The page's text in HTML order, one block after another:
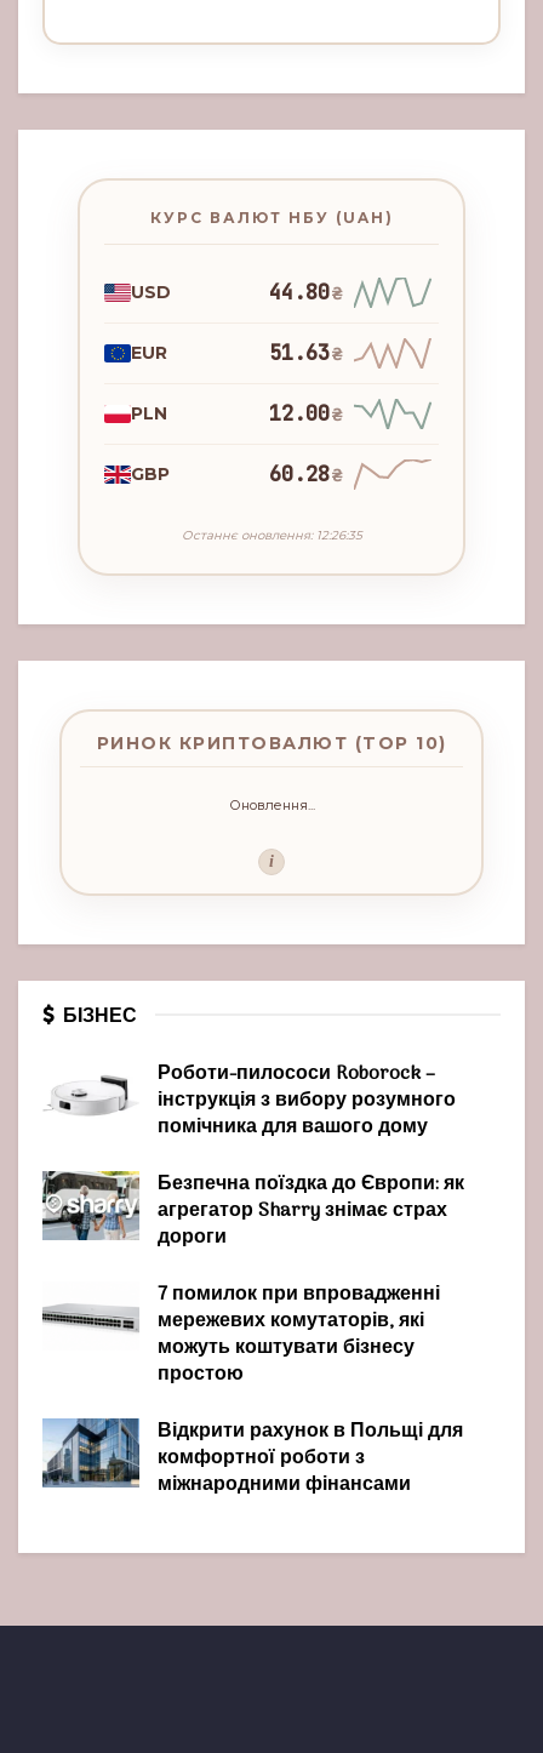
КУРС ВАЛЮТ НБУ (UAH)
USD 44.80₴
EUR 51.63₴
PLN 12.00₴
GBP 60.28₴
Останнє оновлення: 12:26:35
РИНОК КРИПТОВАЛЮТ (TOP 10)
Оновлення...
i
БІЗНЕС
Роботи-пилососи Roborock –
інструкція з вибору розумного
помічника для вашого дому
Безпечна поїздка до Європи: як
агрегатор Sharry знімає страх
дороги
7 помилок при впровадженні
мережевих комутаторів, які
можуть коштувати бізнесу
простою
Відкрити рахунок в Польщі для
комфортної роботи з
міжнародними фінансами